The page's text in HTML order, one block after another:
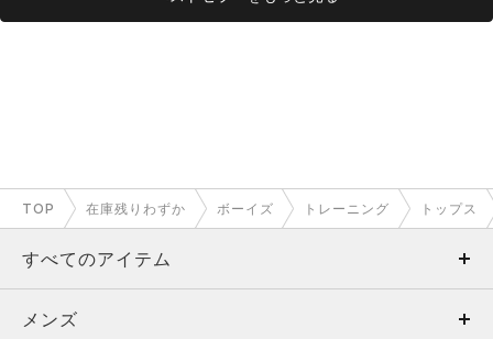
TOP 在庫残りわずか ボーイズ トレーニング トップス
すべてのアイテム
メンズ
メンズ